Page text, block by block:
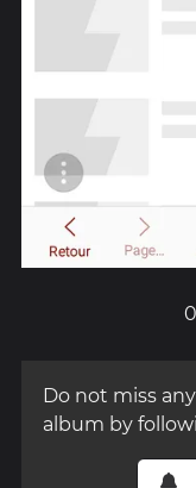
0
Do not miss
album by